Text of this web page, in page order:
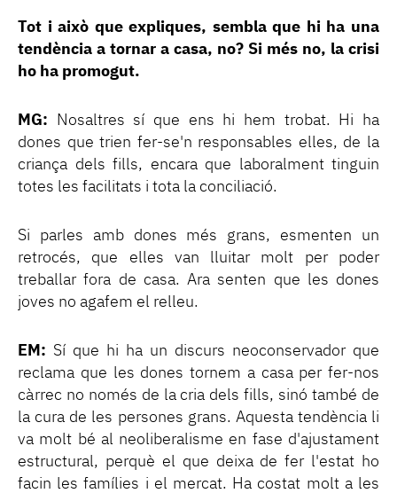
Tot i això que expliques, sembla que hi ha una
tendència a tornar a casa, no? Si més no, la crisi
ho ha promogut.
MG: Nosaltres sí que ens hi hem trobat. Hi ha
dones que trien fer-se'n responsables elles, de la
criança dels fills, encara que laboralment tinguin
totes les facilitats i tota la conciliació.
Si parles amb dones més grans, esmenten un
retrocés, que elles van lluitar molt per poder
treballar fora de casa. Ara senten que les dones
joves no agafem el relleu.
EM: Sí que hi ha un discurs neoconservador que
reclama que les dones tornem a casa per fer-nos
càrrec no només de la cria dels fills, sinó també de
la cura de les persones grans. Aquesta tendència li
va molt bé al neoliberalisme en fase d'ajustament
estructural, perquè el que deixa de fer l'estat ho
facin les famílies i el mercat. Ha costat molt a les